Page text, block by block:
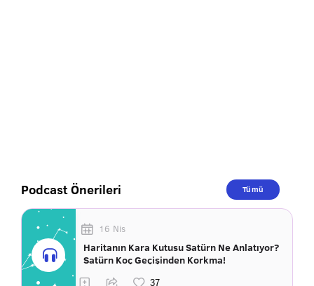
Podcast Önerileri Tümü
16 Nis
Haritanın Kara Kutusu Satürn Ne Anlatıyor?
Satürn Koç Geçişinden Korkma!